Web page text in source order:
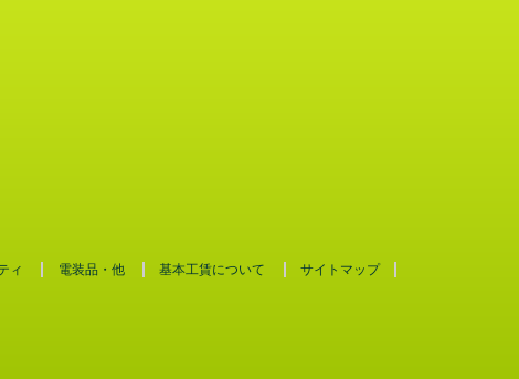
ィ 電装品・他 基本工賃について サイトマップ